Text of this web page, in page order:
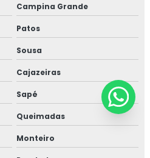
Campina Grande
Patos
Sousa
Cajazeiras
Sapé
Queimadas
Monteiro